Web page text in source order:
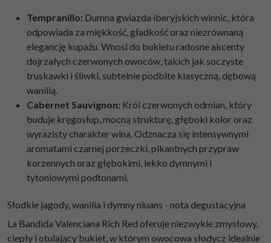
Tempranillo: Dumna gwiazda iberyjskich winnic, która
odpowiada za miękkość, gładkość oraz niezrównaną
elegancję kupażu. Wnosi do bukietu radosne akcenty
dojrzałych czerwonych owoców, takich jak soczyste
truskawki i śliwki, subtelnie podbite klasyczną, dębową
wanilią.
Cabernet Sauvignon: Król czerwonych odmian, który
buduje kręgosłup, mocną strukturę, głęboki kolor oraz
wyrazisty charakter wina. Odznacza się intensywnymi
aromatami czarnej porzeczki, pikantnych przypraw
korzennych oraz głębokimi, lekko dymnymi i
tytoniowymi podtonami.
Słodkie jagody, wanilia i dymny niuans - nota degustacyjna
La Bandida Valenciana Rich Red oferuje niezwykle zmysłowy,
ciepły i otulający bukiet, w którym owocowa słodycz idealnie